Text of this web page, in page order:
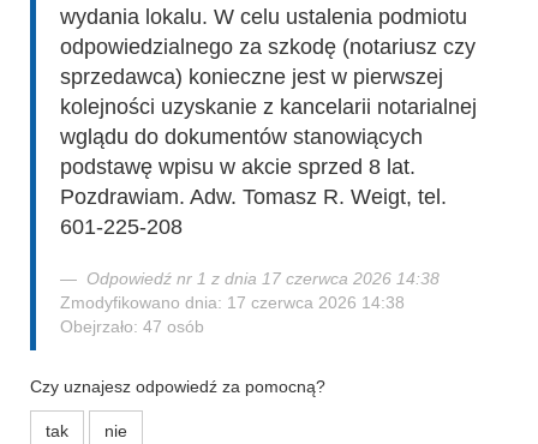
wydania lokalu. W celu ustalenia podmiotu
odpowiedzialnego za szkodę (notariusz czy
sprzedawca) konieczne jest w pierwszej
kolejności uzyskanie z kancelarii notarialnej
wglądu do dokumentów stanowiących
podstawę wpisu w akcie sprzed 8 lat.
Pozdrawiam. Adw. Tomasz R. Weigt, tel.
601-225-208
Odpowiedź nr 1 z dnia 17 czerwca 2026 14:38
Zmodyfikowano dnia: 17 czerwca 2026 14:38
Obejrzało: 47 osób
Czy uznajesz odpowiedź za pomocną?
tak nie